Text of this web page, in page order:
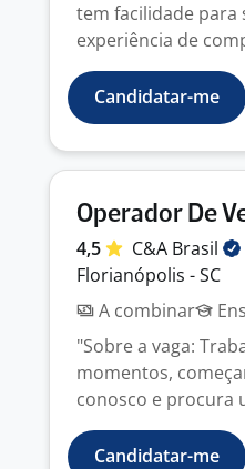
tem facilidade para
experiência de
Candidatar-me
Operador De
4,5 C&A Brasil
Florianópolis - SC
A combinar
"Sobre a vaga:
momentos,
conosco e procura
Candidatar-me